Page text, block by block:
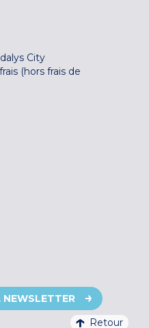
City
(hors frais de
NEWSLETTER
Retour